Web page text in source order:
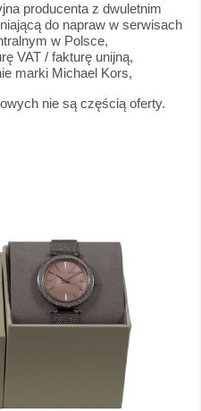
producenta z dwuletnim
do napraw w serwisach
w Polsce,
VAT / fakturę unijną,
marki Michael Kors,
nie są częścią oferty.